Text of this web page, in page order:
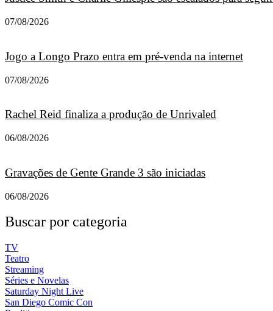
07/08/2026
Jogo a Longo Prazo entra em pré-venda na internet
07/08/2026
Rachel Reid finaliza a produção de Unrivaled
06/08/2026
Gravações de Gente Grande 3 são iniciadas
06/08/2026
Buscar por categoria
TV
Teatro
Streaming
Séries e Novelas
Saturday Night Live
San Diego Comic Con